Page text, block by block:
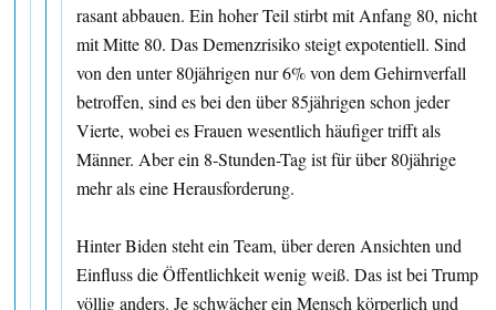
rasant abbauen. Ein hoher Teil stirbt mit Anfang 80, nicht
mit Mitte 80. Das Demenzrisiko steigt expotentiell. Sind
von den unter 80jährigen nur 6% von dem Gehirnverfall
betroffen, sind es bei den über 85jährigen schon jeder
Vierte, wobei es Frauen wesentlich häufiger trifft als
Männer. Aber ein 8-Stunden-Tag ist für über 80jährige
mehr als eine Herausforderung.
Hinter Biden steht ein Team, über deren Ansichten und
Einfluss die Öffentlichkeit wenig weiß. Das ist bei Trump
völlig anders. Je schwächer ein Mensch körperlich und